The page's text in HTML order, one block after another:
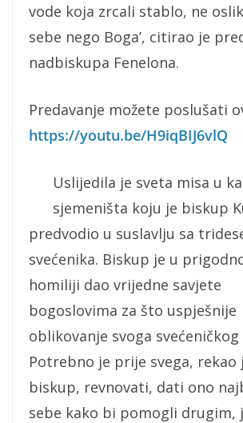
vode koja zrcali stablo, ne
sebe nego Boga’, citirao je
nadbiskupa Fenelona.
Predavanje možete poslušati
https://youtu.be/H9iqBIJ6vlQ
Uslijedila je sveta misa u
sjemeništa koju je biskup
predvodio u suslavlju sa
svećenika. Biskup je u
homiliji dao vrijedne savjete
bogoslovima za što uspješnije
oblikovanje svoga
Potrebno je prije svega, rekao
biskup, revnovati, dati ono
sebe kako bi pomogli drugim,